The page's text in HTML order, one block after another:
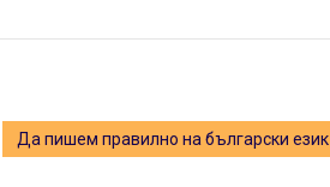
Да пишем правилно на български език